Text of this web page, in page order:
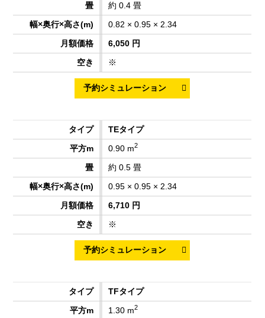
約 0.4 畳
0.82 × 0.95 × 2.34
6,050 円
※
TEタイプ
0.90 m2
約 0.5 畳
0.95 × 0.95 × 2.34
6,710 円
※
TFタイプ
1.30 m2